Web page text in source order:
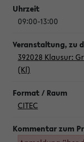
09:00-13:00
392028 Klausur:
(Kl)
CITEC